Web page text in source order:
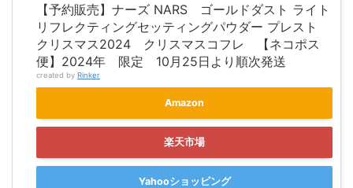
【予約販売】ナーズ NARS ゴールドダスト ライト
リフレクティングセッティングパウダー プレスト
クリスマス2024 クリスマスコフレ 【ネコポス
便】2024年 限定 10月25日より順次発送
created by Rinker
Amazon
楽天市場
Yahooショッピング